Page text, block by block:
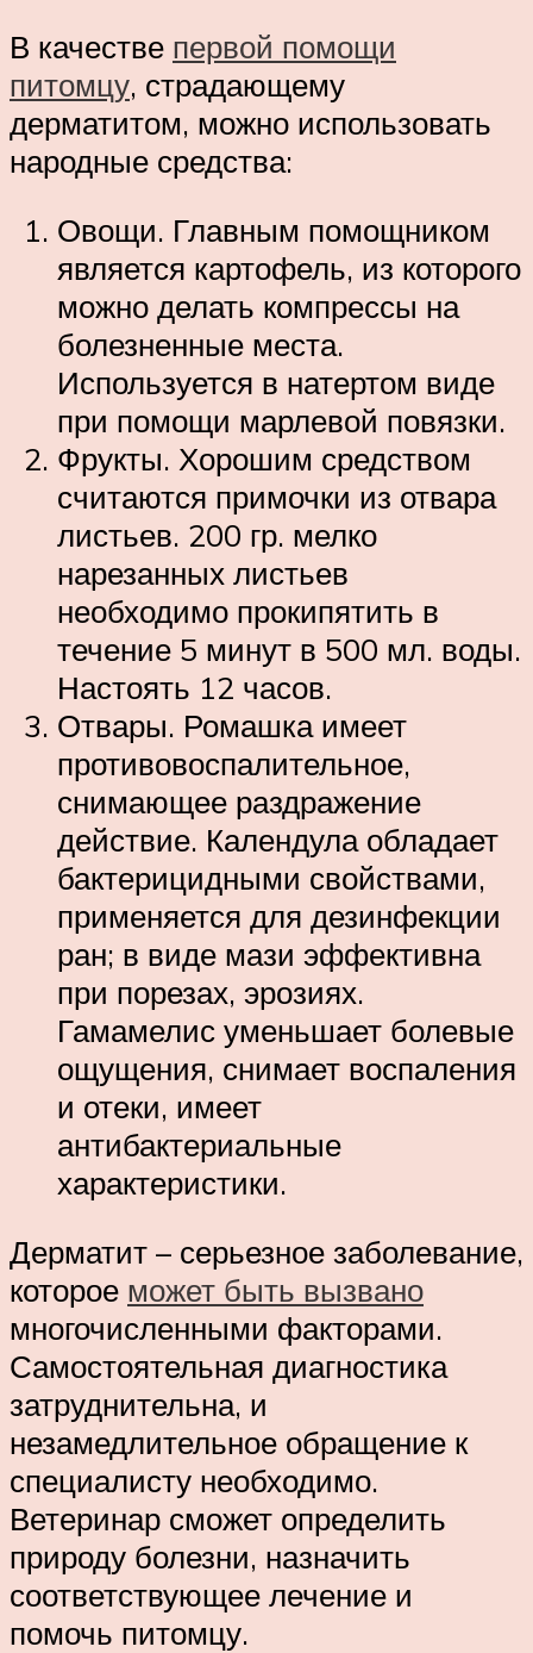
В качестве первой помощи
питомцу, страдающему
дерматитом, можно использовать
народные средства:
Овощи. Главным помощником
является картофель, из которого
можно делать компрессы на
болезненные места.
Используется в натертом виде
при помощи марлевой повязки.
Фрукты. Хорошим средством
считаются примочки из отвара
листьев. 200 гр. мелко
нарезанных листьев
необходимо прокипятить в
течение 5 минут в 500 мл. воды.
Настоять 12 часов.
Отвары. Ромашка имеет
противовоспалительное,
снимающее раздражение
действие. Календула обладает
бактерицидными свойствами,
применяется для дезинфекции
ран; в виде мази эффективна
при порезах, эрозиях.
Гамамелис уменьшает болевые
ощущения, снимает воспаления
и отеки, имеет
антибактериальные
характеристики.
Дерматит – серьезное заболевание,
которое может быть вызвано
многочисленными факторами.
Самостоятельная диагностика
затруднительна, и
незамедлительное обращение к
специалисту необходимо.
Ветеринар сможет определить
природу болезни, назначить
соответствующее лечение и
помочь питомцу.